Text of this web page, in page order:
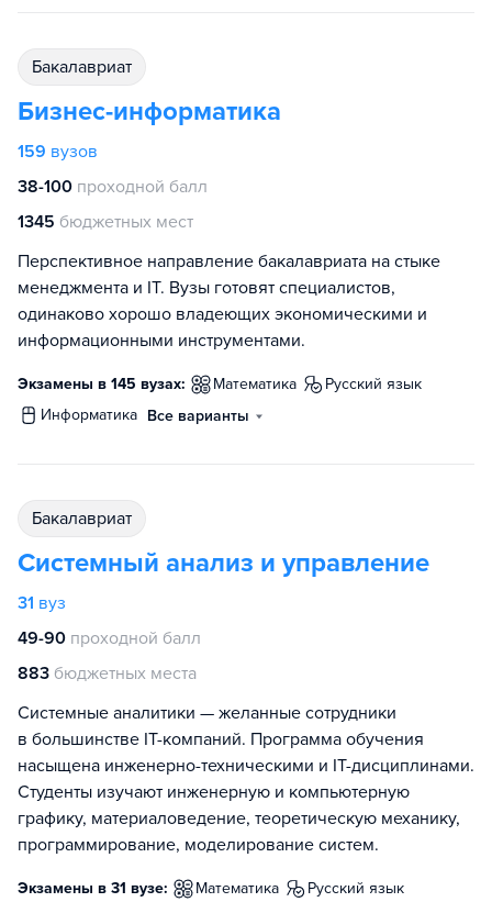
бакалавриат
Бизнес-информатика
159 вузов
38-100 проходной балл
1345 бюджетных мест
Перспективное направление бакалавриата на стыке
менеджмента и IT. Вузы готовят специалистов,
одинаково хорошо владеющих экономическими и
информационными инструментами.
Экзамены в 145 вузах: математика
русский язык
информатика Все варианты
бакалавриат
Системный анализ и управление
31 вуз
49-90 проходной балл
883 бюджетных места
Системные аналитики — желанные сотрудники
в большинстве IT-компаний. Программа обучения
насыщена инженерно-техническими и IT-дисциплинами.
Студенты изучают инженерную и компьютерную
графику, материаловедение, теоретическую механику,
программирование, моделирование систем.
Экзамены в 31 вузе: математика
русский язык